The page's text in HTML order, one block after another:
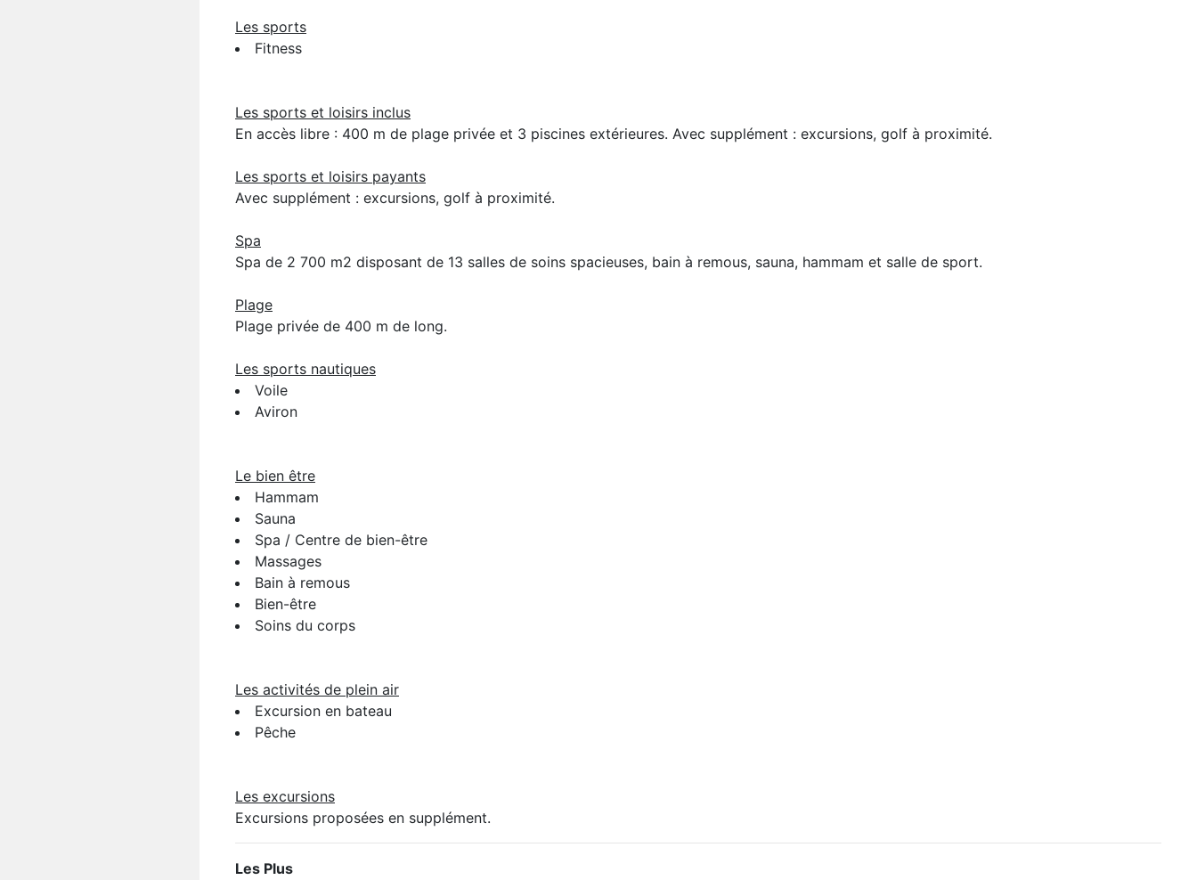
Les sports
Fitness
Les sports et loisirs inclus
En accès libre : 400 m de plage privée et 3 piscines extérieures. Avec supplément : excursions, golf à proximité.
Les sports et loisirs payants
Avec supplément : excursions, golf à proximité.
Spa
Spa de 2 700 m2 disposant de 13 salles de soins spacieuses, bain à remous, sauna, hammam et salle de sport.
Plage
Plage privée de 400 m de long.
Les sports nautiques
Voile
Aviron
Le bien être
Hammam
Sauna
Spa / Centre de bien-être
Massages
Bain à remous
Bien-être
Soins du corps
Les activités de plein air
Excursion en bateau
Pêche
Les excursions
Excursions proposées en supplément.
Les Plus